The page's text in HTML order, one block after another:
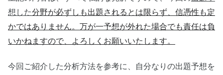
想した分野が必ずしも出題されるとは限らず、信憑性も定
かではありません。万が一予想が外れた場合でも責任は負
いかねますので、よろしくお願いいたします。
今回ご紹介した分析方法を参考に、自分なりの出題予想を